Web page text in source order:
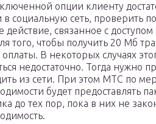
опции клиенту
в социальную сеть, проверить
действие, связанное с
того, чтобы получить 20 Мб
В некоторых случаях
недостаточно. Тогда нужно
из сети. При этом МТС по
будет предоставлять
до тех пор, пока в них не